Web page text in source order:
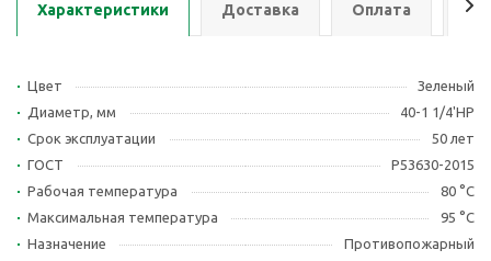
Характеристики Доставка Оплата
Цвет
Зеленый
Диаметр, мм
40-1 1/4'НР
Срок эксплуатации
50 лет
ГОСТ
Р53630-2015
Рабочая температура
80 °С
Максимальная температура
95 °С
Назначение
Противопожарный